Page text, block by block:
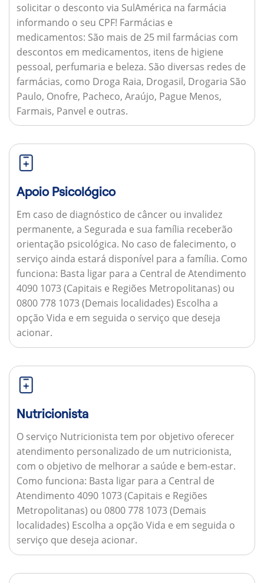
solicitar o desconto via SulAmérica na farmácia
informando o seu CPF! Farmácias e
medicamentos: São mais de 25 mil farmácias com
descontos em medicamentos, itens de higiene
pessoal, perfumaria e beleza. São diversas redes de
farmácias, como Droga Raia, Drogasil, Drogaria São
Paulo, Onofre, Pacheco, Araújo, Pague Menos,
Farmais, Panvel e outras.
Apoio Psicológico
Em caso de diagnóstico de câncer ou invalidez
permanente, a Segurada e sua família receberão
orientação psicológica. No caso de falecimento, o
serviço ainda estará disponível para a família. Como
funciona: Basta ligar para a Central de Atendimento
4090 1073 (Capitais e Regiões Metropolitanas) ou
0800 778 1073 (Demais localidades) Escolha a
opção Vida e em seguida o serviço que deseja
acionar.
Nutricionista
O serviço Nutricionista tem por objetivo oferecer
atendimento personalizado de um nutricionista,
com o objetivo de melhorar a saúde e bem-estar.
Como funciona: Basta ligar para a Central de
Atendimento 4090 1073 (Capitais e Regiões
Metropolitanas) ou 0800 778 1073 (Demais
localidades) Escolha a opção Vida e em seguida o
serviço que deseja acionar.